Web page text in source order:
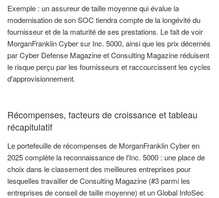
Exemple : un assureur de taille moyenne qui évalue la
modernisation de son SOC tiendra compte de la longévité du
fournisseur et de la maturité de ses prestations. Le fait de voir
MorganFranklin Cyber sur Inc. 5000, ainsi que les prix décernés
par Cyber Defense Magazine et Consulting Magazine réduisent
le risque perçu par les fournisseurs et raccourcissent les cycles
d'approvisionnement.
Récompenses, facteurs de croissance et tableau
récapitulatif
Le portefeuille de récompenses de MorganFranklin Cyber en
2025 complète la reconnaissance de l'Inc. 5000 : une place de
choix dans le classement des meilleures entreprises pour
lesquelles travailler de Consulting Magazine (#3 parmi les
entreprises de conseil de taille moyenne) et un Global InfoSec